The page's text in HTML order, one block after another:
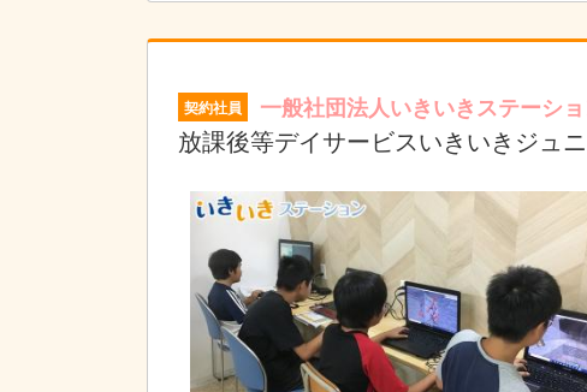
契約社員 一般社団法人いきいきステーシ
放課後等デイサービスいきいきジュ